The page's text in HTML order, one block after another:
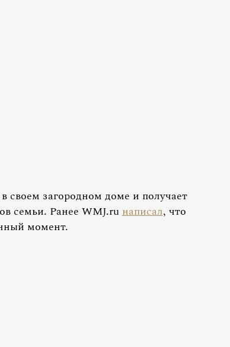
своем загородном доме и получает
семьи. Ранее WMJ.ruнаписал, что
момент.